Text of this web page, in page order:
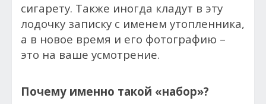
сигарету. Также иногда кладут в эту
лодочку записку с именем утопленника,
а в новое время и его фотографию –
это на ваше усмотрение.
Почему именно такой «набор»?